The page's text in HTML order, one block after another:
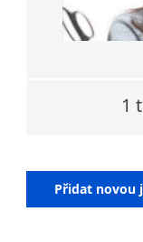
1
Přidat novou